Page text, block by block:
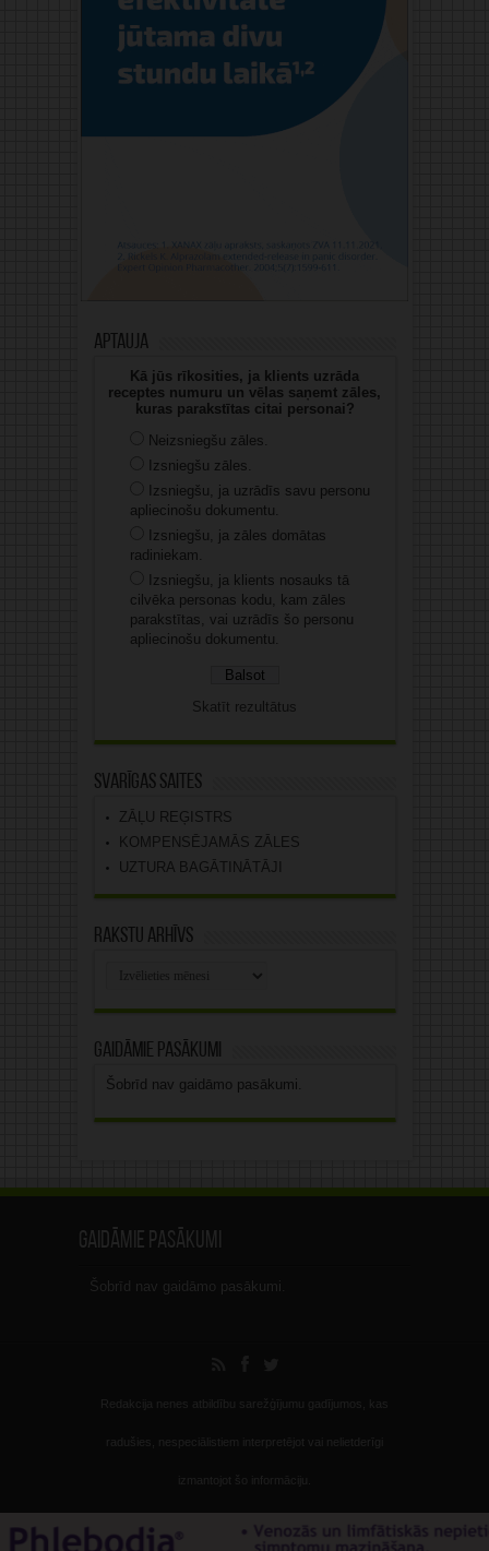
Aptauja
Kā jūs rīkosities, ja klients uzrāda
receptes numuru un vēlas saņemt zāles,
kuras parakstītas citai personai?
Neizsniegšu zāles.
Izsniegšu zāles.
Izsniegšu, ja uzrādīs savu personu
apliecinošu dokumentu.
Izsniegšu, ja zāles domātas
radiniekam.
Izsniegšu, ja klients nosauks tā
cilvēka personas kodu, kam zāles
parakstītas, vai uzrādīs šo personu
apliecinošu dokumentu.
Skatīt rezultātus
Svarīgas saites
ZĀĻU REĢISTRS
KOMPENSĒJAMĀS ZĀLES
UZTURA BAGĀTINĀTĀJI
Rakstu arhīvs
Gaidāmie pasākumi
Šobrīd nav gaidāmo pasākumi.
Gaidāmie pasākumi
Šobrīd nav gaidāmo pasākumi.
Redakcija nenes atbildību sarežģījumu gadījumos, kas